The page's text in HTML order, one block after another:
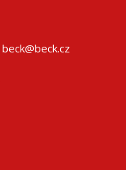
beck@beck.cz